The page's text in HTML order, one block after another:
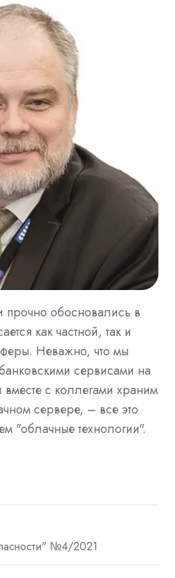
прочно обосновались в
как частной, так и
Неважно, что мы
сервисами на
с коллегами храним
сервере, – все это
"облачные технологии".
№4/2021